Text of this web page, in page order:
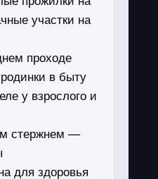
участки на
проходе
в быту
у взрослого и
стержнем —
для здоровья